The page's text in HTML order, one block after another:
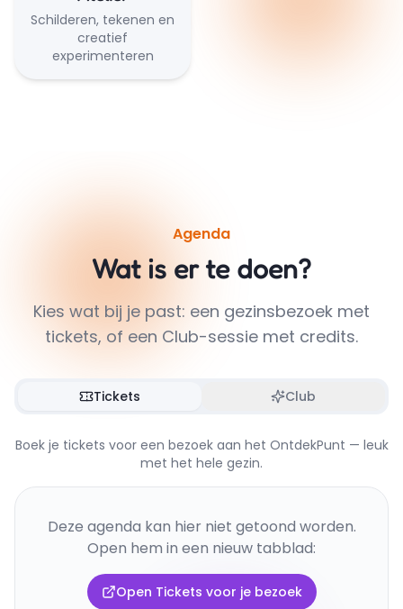
Schilderen, tekenen en
creatief
experimenteren
Agenda
Wat is er te doen?
Kies wat bij je past: een gezinsbezoek met
tickets, of een Club-sessie met credits.
Tickets Club
Boek je tickets voor een bezoek aan het OntdekPunt — leuk
met het hele gezin.
Deze agenda kan hier niet getoond worden.
Open hem in een nieuw tabblad:
Open Tickets voor je bezoek